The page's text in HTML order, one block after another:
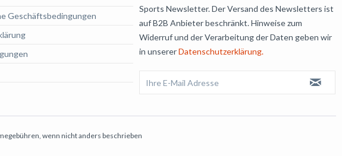
Geschäftsbedingungen
Sports Newsletter. Der Versand des Newsletters ist
auf B2B Anbieter beschränkt. Hinweise zum
Widerruf und der Verarbeitung der Daten geben wir
in unsererDatenschutzerklärung.
wenn nicht anders beschrieben